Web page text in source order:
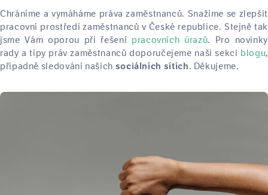
Chráníme a vymáháme práva zaměstnanců. Snažíme se zlepšit
pracovní prostředí zaměstnanců v České republice. Stejně tak
jsme Vám oporou při řešení pracovních úrazů. Pro novinky
rady a tipy práv zaměstnanců doporučejeme naši sekci blogu,
případně sledování našich sociálních sítích. Děkujeme.